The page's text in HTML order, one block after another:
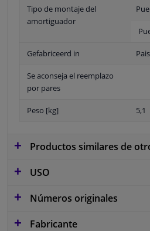
Tipo de montaje del
amortiguador
Gefabriceerd in
Se aconseja el reemplazo
por pares
Peso [kg] 5,1
Productos similares de
USO
Números originales
Fabricante